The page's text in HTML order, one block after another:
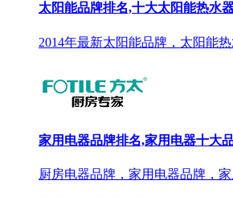
太阳能品牌排名,十大太阳能热水
2014年最新太阳能品牌，太阳能
家用电器品牌排名,家用电器十大
厨房电器品牌，家用电器品牌，